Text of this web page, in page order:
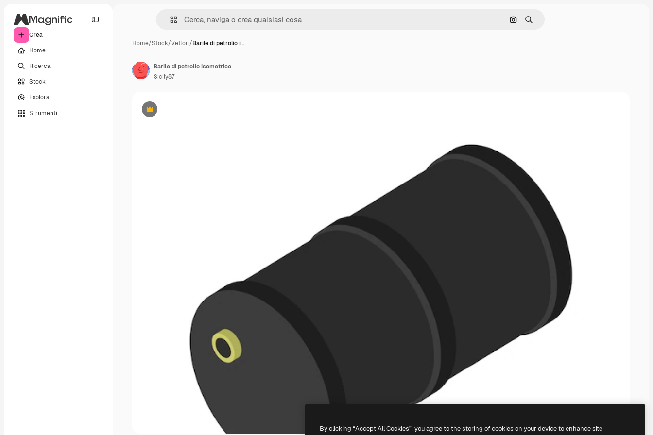
Crea
Home
Ricerca
Stock
Esplora
Strumenti
Cerca per immagine
Ricerca
Home/Stock/Vettori/Barile di petrolio i…
Premium
Barile di petrolio isometrico
Sicily87
By clicking “Accept All Cookies”, you agree to the storing of cookies on your device to enhance site